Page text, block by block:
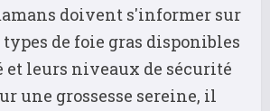
doivent s'informer sur
de foie gras disponibles
et leurs niveaux de sécurité
une grossesse sereine, il